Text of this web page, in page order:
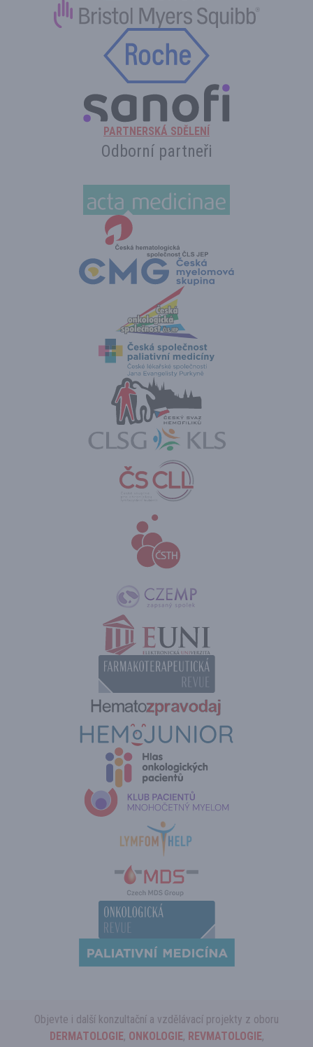
PARTNERSKÁ SDĚLENÍ
Odborní partneři
Objevte i další konzultační a vzdělávací projekty z oboru
DERMATOLOGIE, ONKOLOGIE, REVMATOLOGIE,